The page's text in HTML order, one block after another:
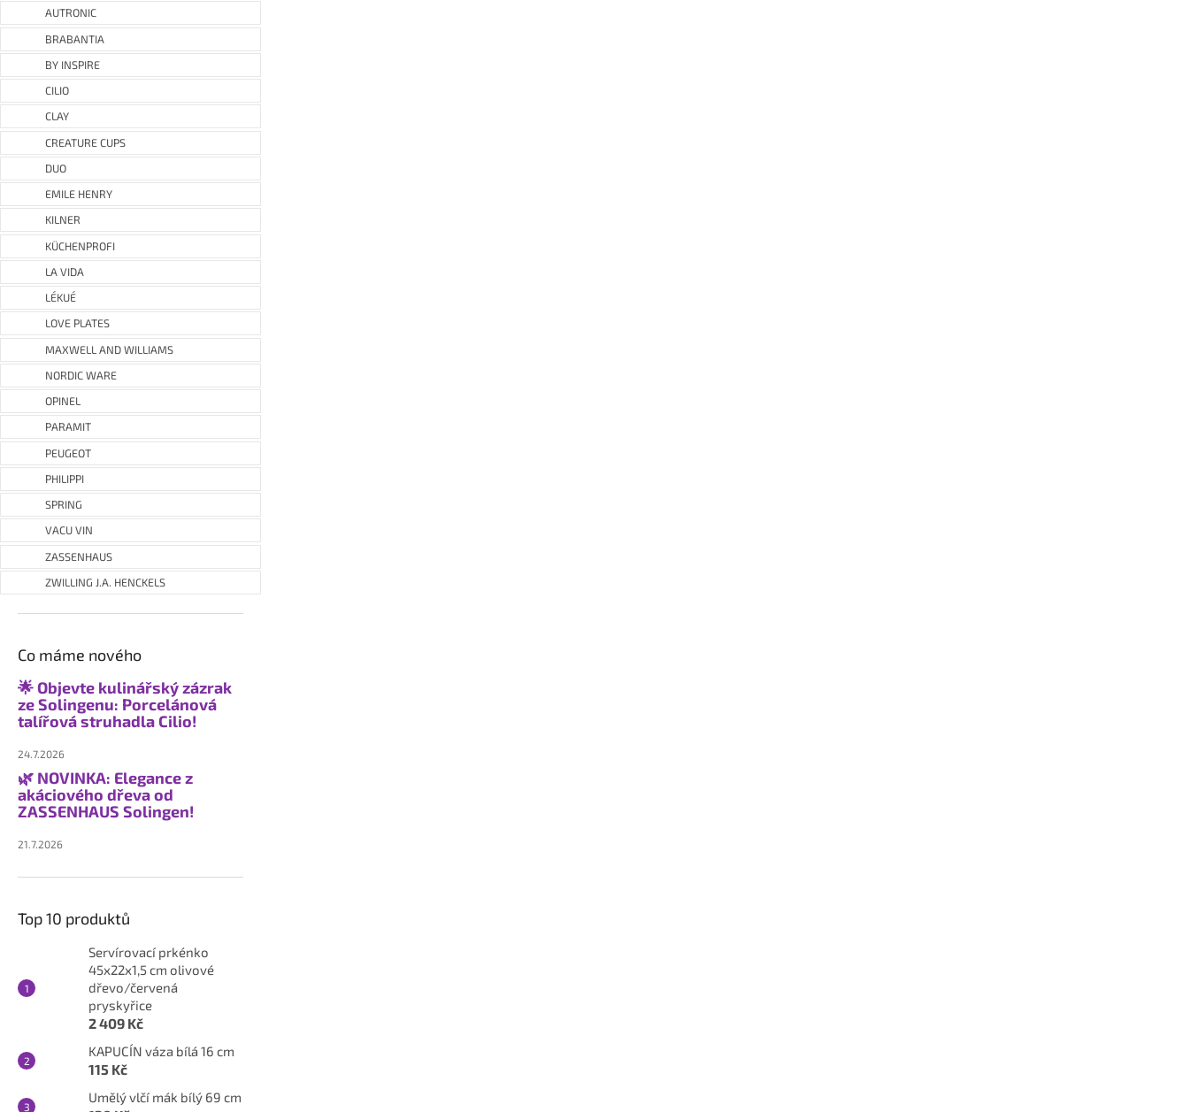
AUTRONIC
BRABANTIA
BY INSPIRE
CILIO
CLAY
CREATURE CUPS
DUO
EMILE HENRY
KILNER
KÜCHENPROFI
LA VIDA
LÉKUÉ
LOVE PLATES
MAXWELL AND WILLIAMS
NORDIC WARE
OPINEL
PARAMIT
PEUGEOT
PHILIPPI
SPRING
VACU VIN
ZASSENHAUS
ZWILLING J.A. HENCKELS
Co máme nového
🌟 Objevte kulinářský zázrak
ze Solingenu: Porcelánová
talířová struhadla Cilio!
24.7.2026
🌿 NOVINKA: Elegance z
akáciového dřeva od
ZASSENHAUS Solingen!
21.7.2026
Top 10 produktů
Servírovací prkénko
45x22x1,5 cm olivové
dřevo/červená
pryskyřice
2 409 Kč
KAPUCÍN váza bílá 16 cm
115 Kč
Umělý vlčí mák bílý 69 cm